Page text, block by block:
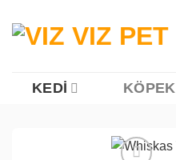
atla
KEDI KÖPEK